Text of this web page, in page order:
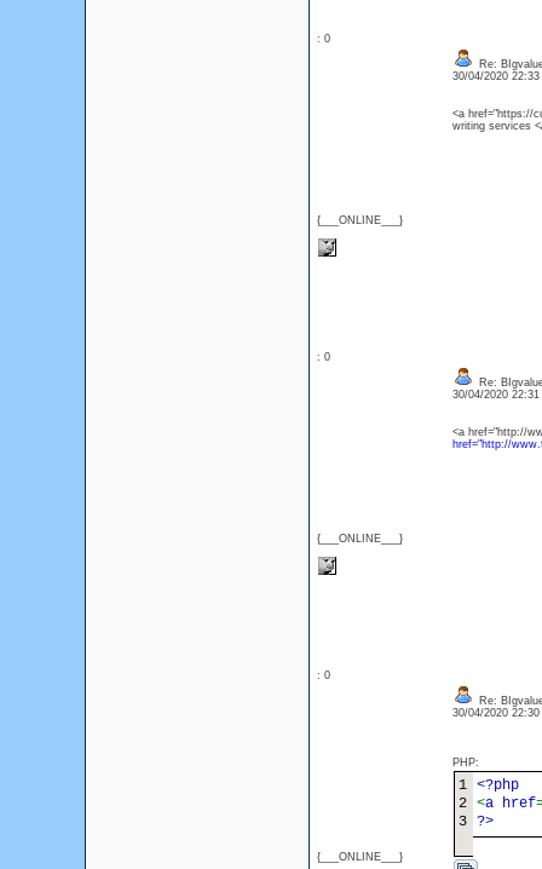
: 0
{___ONLINE___}
Re:
30/04/2020
<a href="https://
writing services
: 0
{___ONLINE___}
Re:
30/04/2020
<a href="http://
href="http://
: 0
{___ONLINE___}
Re:
30/04/2020
PHP:
1
2
3
<?php
<a href
?>